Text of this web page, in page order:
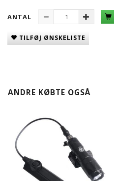
ANTAL
TILFØJ ØNSKELISTE
ANDRE KØBTE OGSÅ